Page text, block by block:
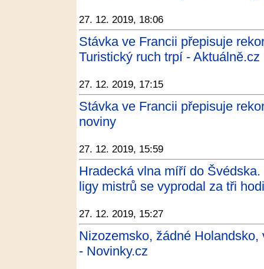
27. 12. 2019, 18:06
Stávka ve Francii přepisuje
Turistický ruch trpí - Aktuálně.cz
27. 12. 2019, 17:15
Stávka ve Francii přepisuje
noviny
27. 12. 2019, 15:59
Hradecká vlna míří do
ligy mistrů se vyprodal za tři
27. 12. 2019, 15:27
Nizozemsko, žádné
- Novinky.cz